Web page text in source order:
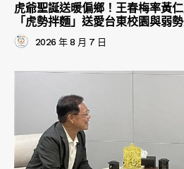
虎爺聖誕送暖偏鄉！王春梅率黃
「虎勢拌麵」送愛台東校園與弱
2026 年 8 月 7 日